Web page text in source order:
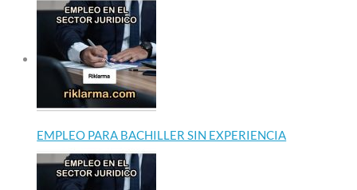
EMPLEO PARA BACHILLER SIN EXPERIENCIA